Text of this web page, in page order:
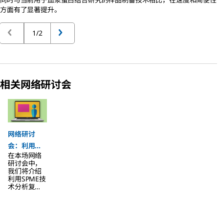
方面有了显著提升。
1/2
相关网络研讨会
网络研讨
会：利用
SPME
分析复杂食
品样品的完
整工作流程
在本场网络
研讨会中，
我们将介绍
利用SPME技
术分析复杂